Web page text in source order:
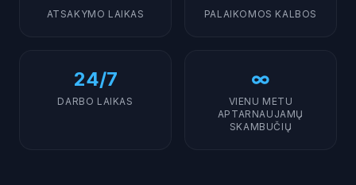
ATSAKYMO LAIKAS PALAIKOMOS KALBOS
24/7
DARBO LAIKAS
∞
VIENU METU
APTARNAUJAMŲ
SKAMBUČIŲ